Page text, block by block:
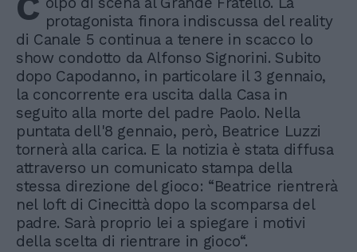
protagonista finora indiscussa del reality
di Canale 5 continua a tenere in scacco lo
show condotto da Alfonso Signorini. Subito
dopo Capodanno, in particolare il 3 gennaio,
la concorrente era uscita dalla Casa in
seguito alla morte del padre Paolo. Nella
puntata dell'8 gennaio, però, Beatrice Luzzi
tornerà alla carica. E la notizia è stata diffusa
attraverso un comunicato stampa della
stessa direzione del gioco: “Beatrice rientrerà
nel loft di Cinecittà dopo la scomparsa del
padre. Sarà proprio lei a spiegare i motivi
della scelta di rientrare in gioco“.